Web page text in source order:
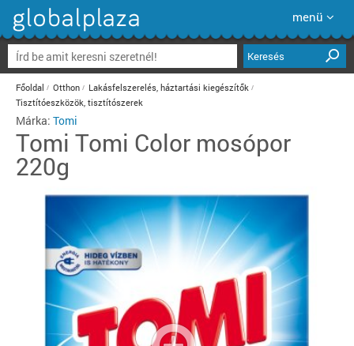
menü
Keresés
Főoldal Otthon
Lakásfelszerelés, háztartási kiegészítők
Tisztítóeszközök, tisztítószerek
Márka: Tomi
Tomi Tomi Color mosópor
220g